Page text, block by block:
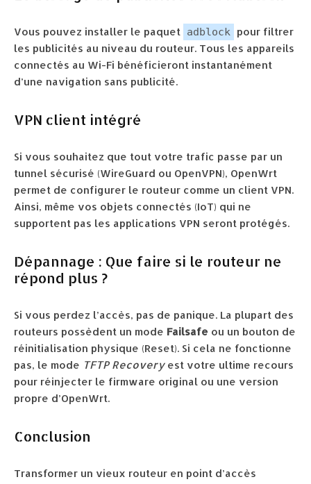
Vous pouvez installer le paquet adblock pour filtrer
les publicités au niveau du routeur. Tous les appareils
connectés au Wi-Fi bénéficieront instantanément
d’une navigation sans publicité.
VPN client intégré
Si vous souhaitez que tout votre trafic passe par un
tunnel sécurisé (WireGuard ou OpenVPN), OpenWrt
permet de configurer le routeur comme un client VPN.
Ainsi, même vos objets connectés (IoT) qui ne
supportent pas les applications VPN seront protégés.
Dépannage : Que faire si le routeur ne
répond plus ?
Si vous perdez l’accès, pas de panique. La plupart des
routeurs possèdent un mode Failsafe ou un bouton de
réinitialisation physique (Reset). Si cela ne fonctionne
pas, le mode TFTP Recoveryest votre ultime recours
pour réinjecter le firmware original ou une version
propre d’OpenWrt.
Conclusion
Transformer un vieux routeur en point d’accès